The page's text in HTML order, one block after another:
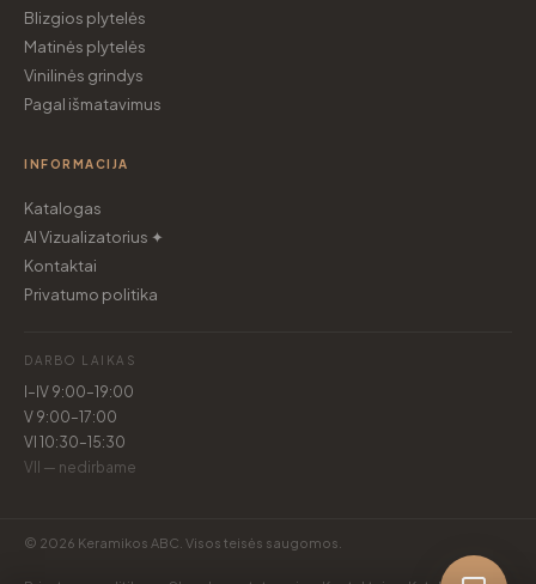
Blizgios plytelės
Matinės plytelės
Vinilinės grindys
Pagal išmatavimus
INFORMACIJA
Katalogas
AI Vizualizatorius ✦
Kontaktai
Privatumo politika
DARBO LAIKAS
I–IV 9:00–19:00
V 9:00–17:00
VI 10:30–15:30
VII — nedirbame
© 2026 Keramikos ABC. Visos teisės saugomos.